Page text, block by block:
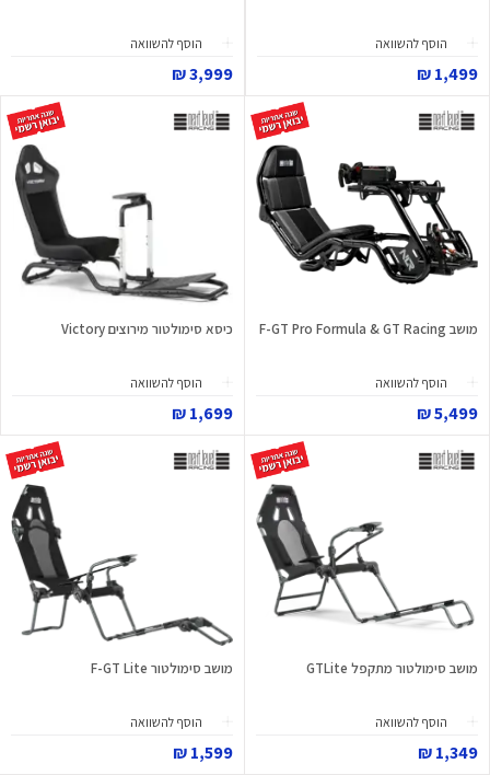
הוסף להשוואה
1,499 ₪
הוסף להשוואה
3,999 ₪
מושב F-GT Pro Formula & GT Racing
הוסף להשוואה
5,499 ₪
כיסא סימולטור מירוצים Victory
הוסף להשוואה
1,699 ₪
מושב סימולטור מתקפל GTLite
הוסף להשוואה
1,349 ₪
מושב סימולטור F-GT Lite
הוסף להשוואה
1,599 ₪